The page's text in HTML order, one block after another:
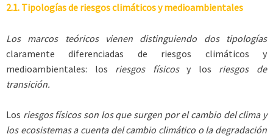
2.1. Tipologías de riesgos climáticos y medioambientales
Los marcos teóricos vienen distinguiendo dos tipologías
claramente diferenciadas de riesgos climáticos y
medioambientales: los riesgos físicosy los riesgos de
transición.
Los riesgos físicos son los que surgen por el cambio del clima y
los ecosistemas a cuenta del cambio climático o la degradación